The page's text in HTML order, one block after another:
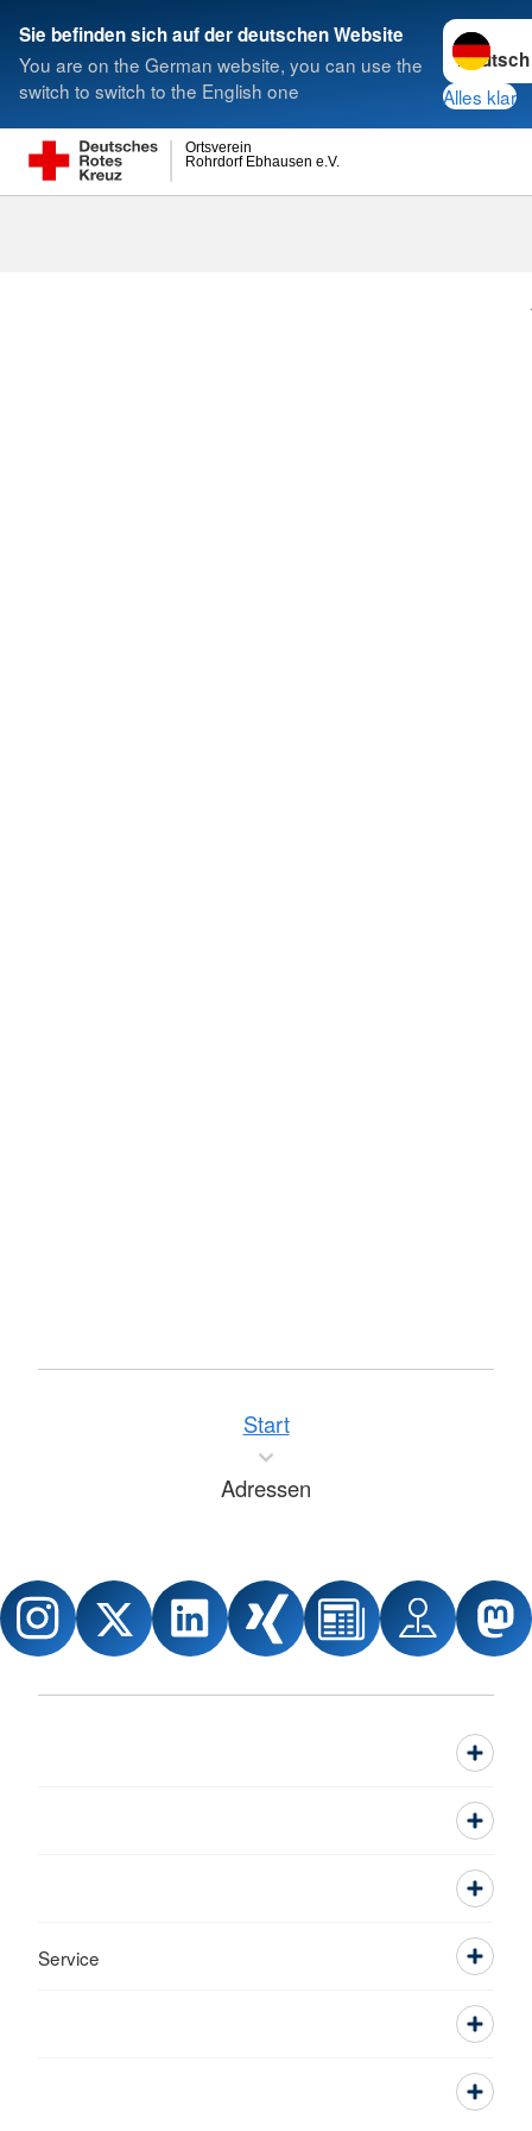
Sie befinden sich auf der deutschen Website
You are on the German website, you can use the
switch to switch to the English one
Sprache
Alles klar
Rohrdorf Ebhausen e.V.
Ortsverein
Suche
Start
Adressen
Service